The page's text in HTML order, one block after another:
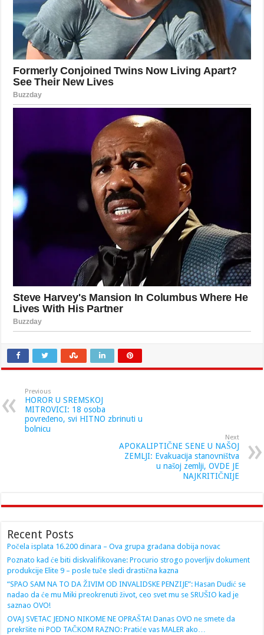
Previous
HOROR U SREMSKOJ
MITROVICI: 18 osoba
povređeno, svi HITNO zbrinuti u
bolnicu
Next
APOKALIPTIČNE SENE U NAŠOJ
ZEMLJI: Evakuacija stanovništva
u našoj zemlji, OVDE JE
NAJKRITIČNIJE
Recent Posts
Počela isplata 16.200 dinara – Ova grupa građana dobija novac
Poznato kad će biti diskvalifikovane: Procurio strogo poverljiv dokument
produkcije Elite 9 – posle tuče sledi drastična kazna
“SPAO SAM NA TO DA ŽIVIM OD INVALIDSKE PENZIJE”: Hasan Dudić se
nadao da će mu Miki preokrenuti život, ceo svet mu se SRUŠIO kad je
saznao OVO!
OVAJ SVETAC JEDNO NIKOME NE OPRAŠTA! Danas OVO ne smete da
prekršite ni POD TAČKOM RAZNO: Pratiće vas MALER ako…